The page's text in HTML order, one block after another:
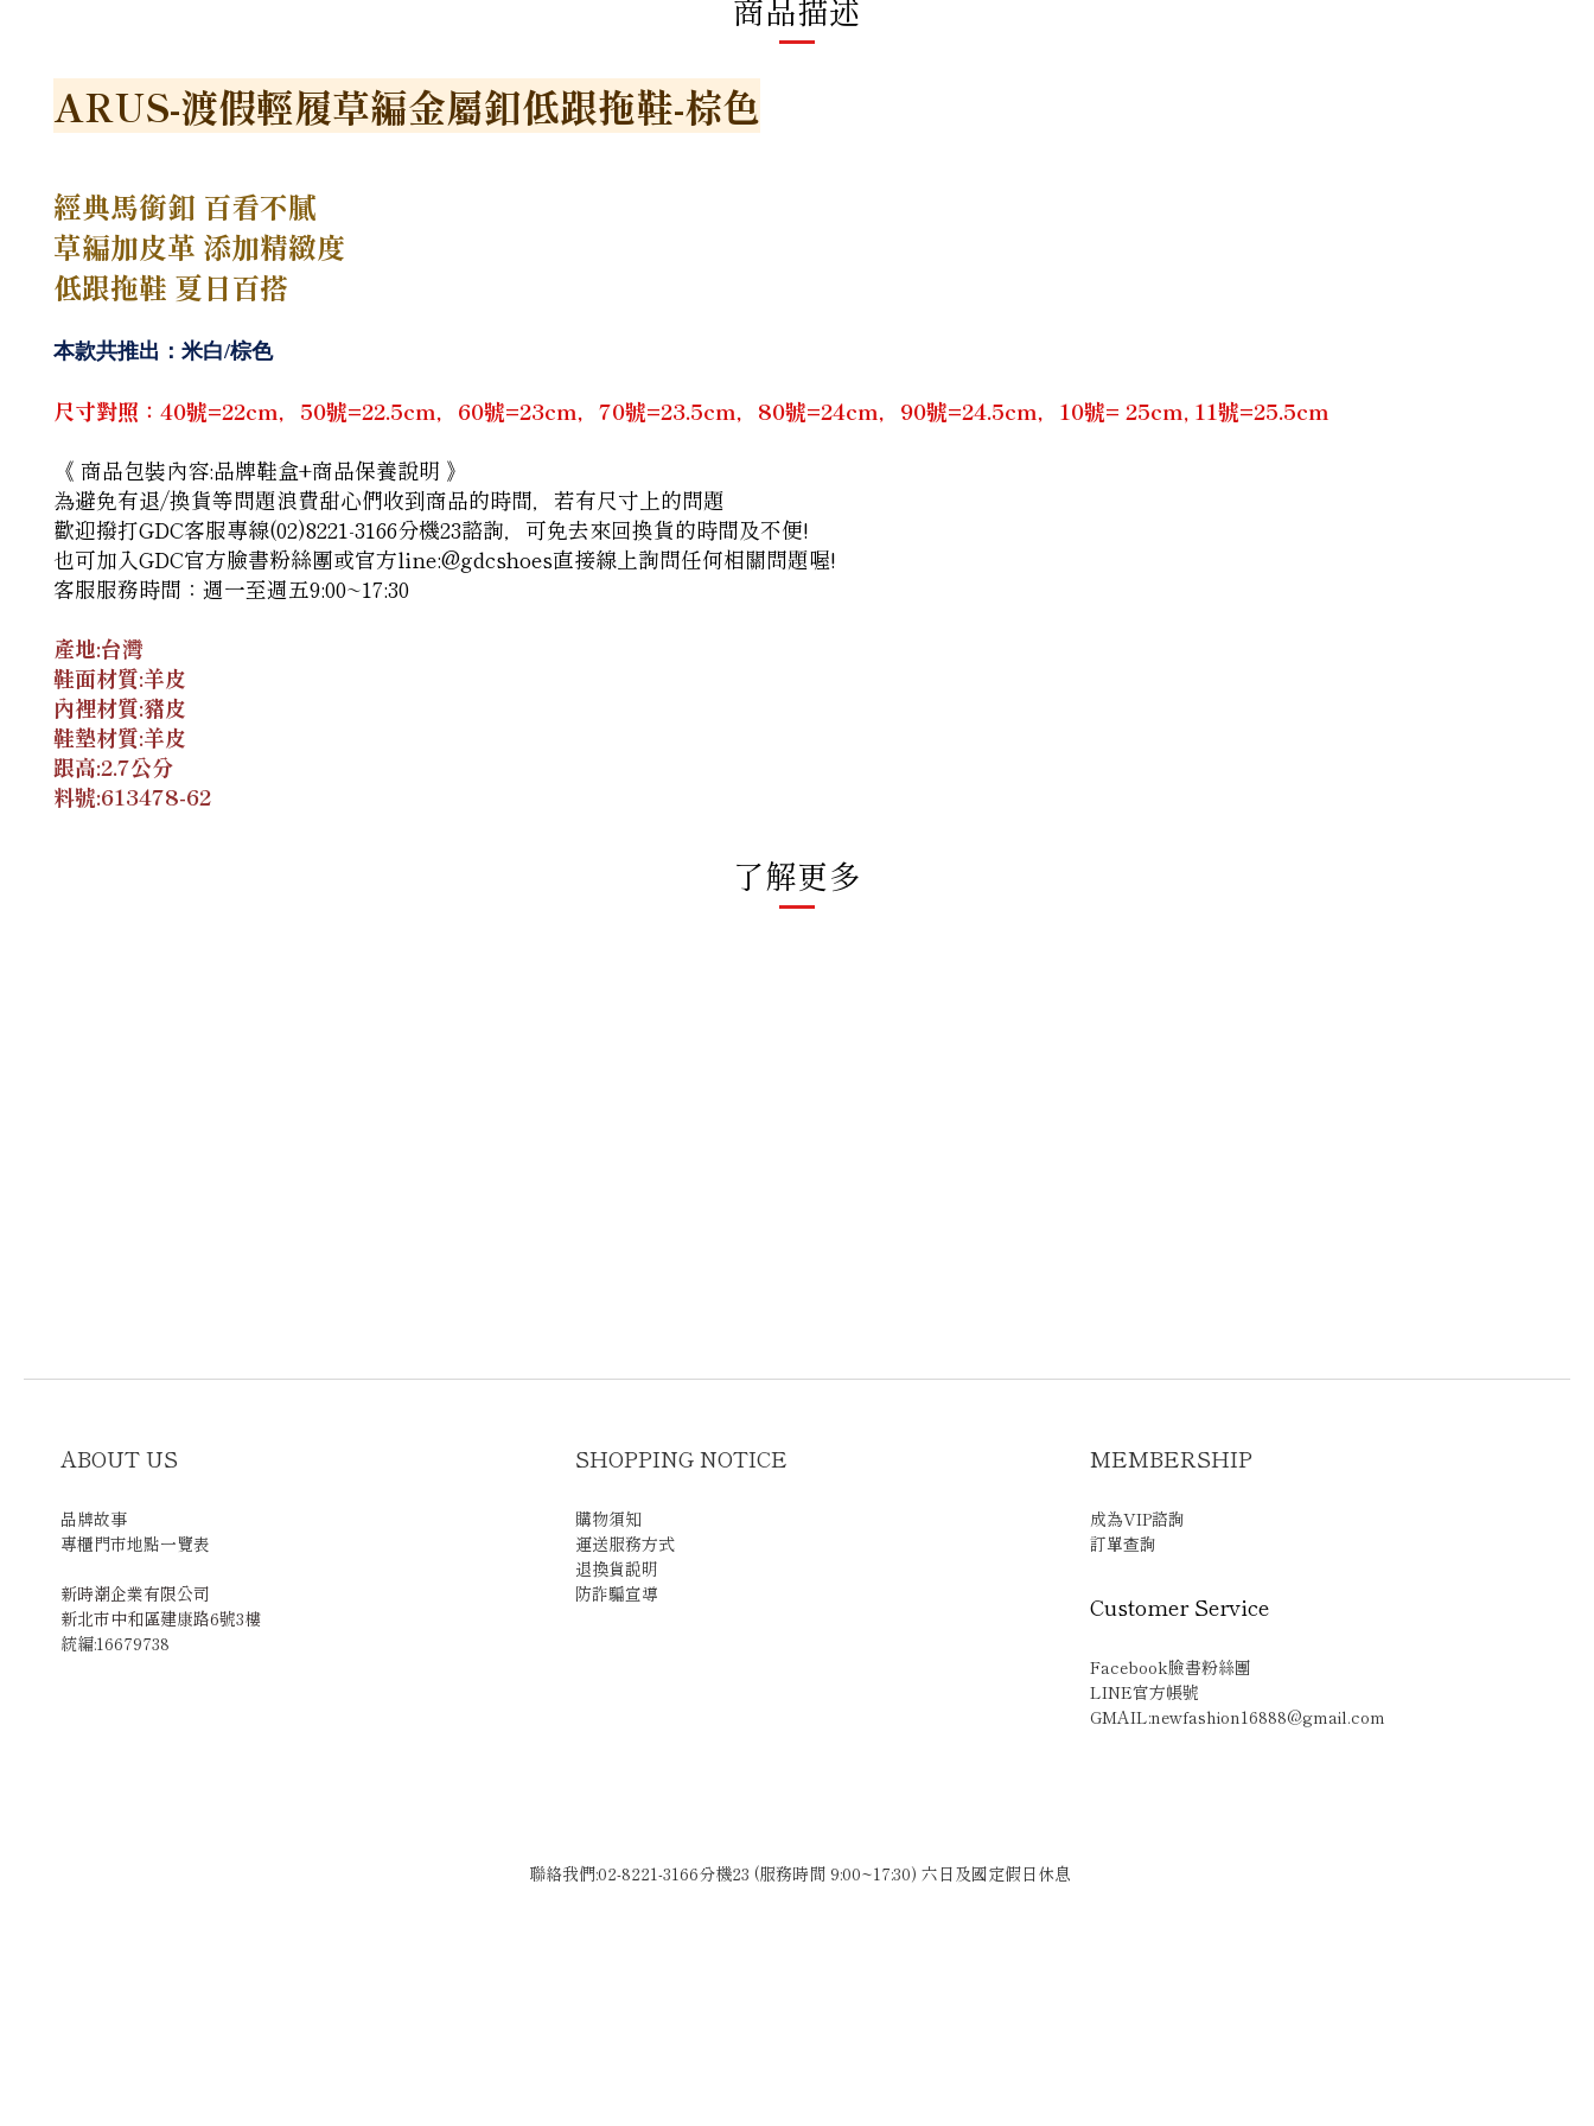
商品描述
ARUS-渡假輕履草編金屬釦低跟拖鞋-棕色
經典馬銜釦 百看不膩
草編加皮革 添加精緻度
低跟拖鞋 夏日百搭
本款共推出：米白/棕色
尺寸對照：40號=22cm，50號=22.5cm，60號=23cm，70號=23.5cm，80號=24cm，90號=24.5cm，10號= 25cm, 11號=25.5cm
《 商品包裝內容:品牌鞋盒+商品保養說明 》
為避免有退/換貨等問題浪費甜心們收到商品的時間，若有尺寸上的問題
歡迎撥打GDC客服專線(02)8221-3166分機23諮詢，可免去來回換貨的時間及不便!
也可加入GDC官方臉書粉絲團或官方line:@gdcshoes直接線上詢問任何相關問題喔!
客服服務時間：週一至週五9:00~17:30
產地:台灣
鞋面材質:羊皮
內裡材質:豬皮
鞋墊材質:羊皮
跟高:2.7公分
料號:613478-62
了解更多
ABOUT US
品牌故事
專櫃門市地點一覽表
新時潮企業有限公司
新北市中和區建康路6號3樓
統編:16679738
SHOPPING NOTICE
購物須知
運送服務方式
退換貨說明
防詐騙宣導
MEMBERSHIP
成為VIP諮詢
訂單查詢
Customer Service
Facebook臉書粉絲團
LINE官方帳號
GMAIL:newfashion16888@gmail.com
聯絡我們:02-8221-3166分機23 (服務時間 9:00~17:30) 六日及國定假日休息